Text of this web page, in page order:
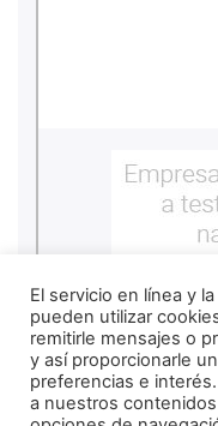
El servicio en línea y
pueden utilizar
remitirle mensajes o
y así proporcionarle
preferencias e
a nuestros